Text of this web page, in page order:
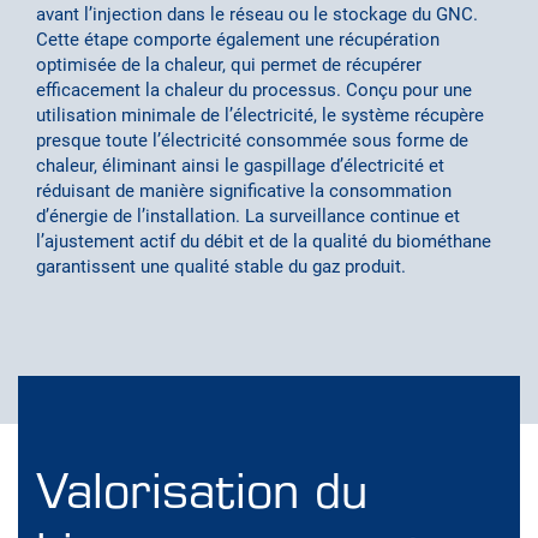
avant l’injection dans le réseau ou le stockage du GNC.
Cette étape comporte également une récupération
optimisée de la chaleur, qui permet de récupérer
efficacement la chaleur du processus. Conçu pour une
utilisation minimale de l’électricité, le système récupère
presque toute l’électricité consommée sous forme de
chaleur, éliminant ainsi le gaspillage d’électricité et
réduisant de manière significative la consommation
d’énergie de l’installation. La surveillance continue et
l’ajustement actif du débit et de la qualité du biométhane
garantissent une qualité stable du gaz produit.
Valorisation du